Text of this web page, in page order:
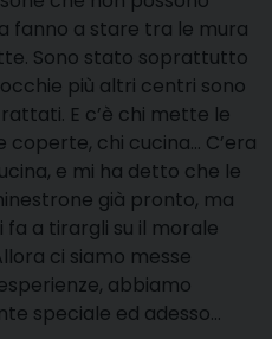
fanno a stare tra le mura
Sono stato soprattutto
più altri centri sono
E c’è chi mette le
coperte, chi cucina… C’era
e mi ha detto che le
già pronto, ma
fa a tirargli su il morale
ci siamo messe
abbiamo
speciale ed adesso…